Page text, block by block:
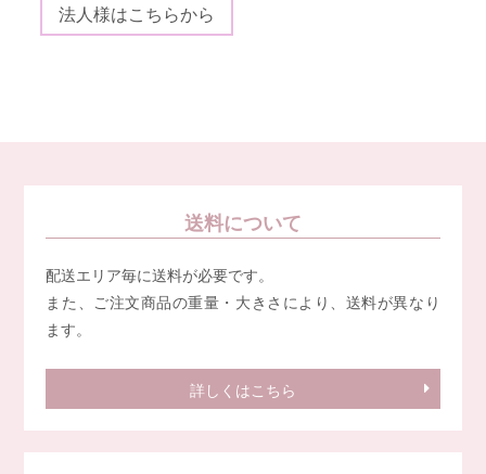
法人様はこちらから
送料について
配送エリア毎に送料が必要です。
また、ご注文商品の重量・大きさにより、送料が異なり
ます。
詳しくはこちら